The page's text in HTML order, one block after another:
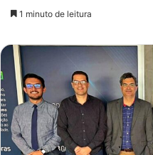
mail
1 minuto de leitura